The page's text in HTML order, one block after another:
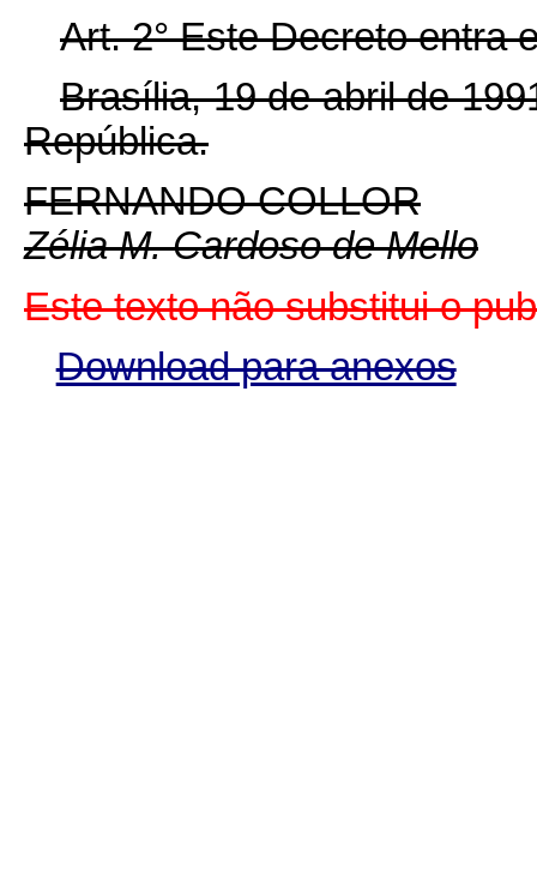
Art. 2° Este Decreto entra
Brasília, 19 de abril de
República.
FERNANDO COLLOR
Zélia M. Cardoso de Mello
Este texto não substitui o
Download para anexos